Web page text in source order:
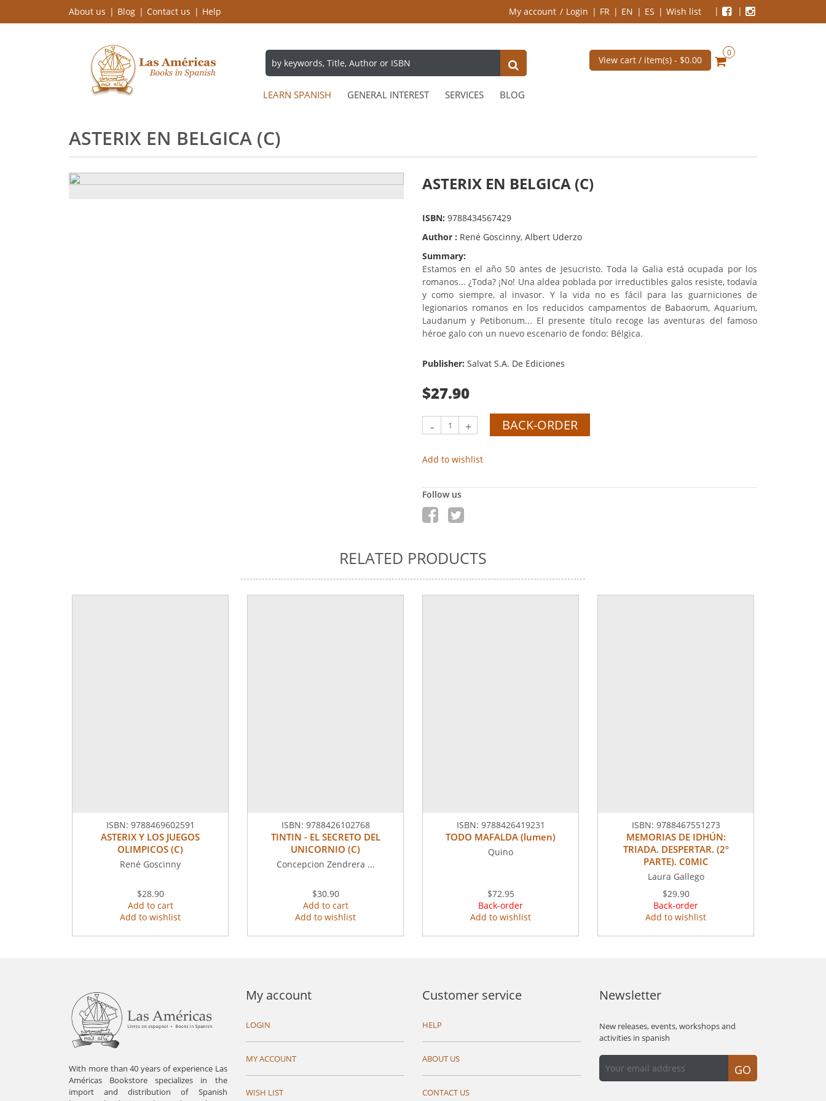
About us Blog Contact us Help My account Login FR EN ES Wish list
View cart / item(s) - $0.00
0
LEARN SPANISH GENERAL INTEREST SERVICES BLOG
ASTERIX EN BELGICA (C)
ASTERIX EN BELGICA (C)
ISBN: 9788434567429
Author : René Goscinny, Albert Uderzo
Summary:
Estamos en el año 50 antes de Jesucristo. Toda la Galia está ocupada por los
romanos... ¿Toda? ¡No! Una aldea poblada por irreductibles galos resiste, todavía
y como siempre, al invasor. Y la vida no es fácil para las guarniciones de
legionarios romanos en los reducidos campamentos de Babaorum, Aquarium,
Laudanum y Petibonum... El presente título recoge las aventuras del famoso
héroe galo con un nuevo escenario de fondo: Bélgica.
Publisher: Salvat S.A. De Ediciones
$27.90
- + BACK-ORDER
Add to wishlist
Follow us
RELATED PRODUCTS
ISBN: 9788469602591
ASTERIX Y LOS JUEGOS
OLIMPICOS (C)
René Goscinny
$28.90
Add to cart
Add to wishlist
ISBN: 9788426102768
TINTIN - EL SECRETO DEL
UNICORNIO (C)
Concepcion Zendrera ...
$30.90
Add to cart
Add to wishlist
ISBN: 9788426419231
TODO MAFALDA (lumen)
Quino
$72.95
Back-order
Add to wishlist
ISBN: 9788467551273
MEMORIAS DE IDHÚN:
TRIADA. DESPERTAR. (2º
PARTE). C0MIC
Laura Gallego
$29.90
Back-order
Add to wishlist
With more than 40 years of experience Las
Américas Bookstore specializes in the
import and distribution of Spanish
My account
LOGIN
MY ACCOUNT
WISH LIST
Customer service
HELP
ABOUT US
CONTACT US
Newsletter
New releases, events, workshops and
activities in spanish
GO